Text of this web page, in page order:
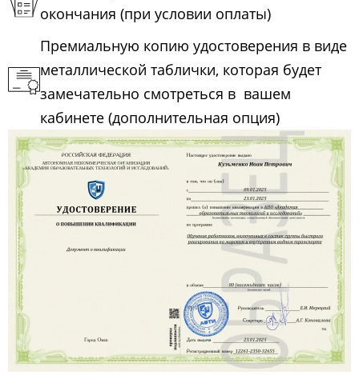
окончания (при условии оплаты)
Премиальную копию удостоверения в виде
металлической таблички, которая будет
замечательно смотреться в вашем
кабинете (дополнительная опция)